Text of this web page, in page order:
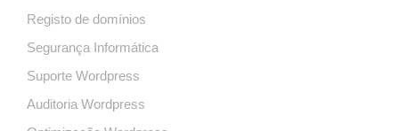
Registo de domínios
Segurança Informática
Suporte Wordpress
Auditoria Wordpress